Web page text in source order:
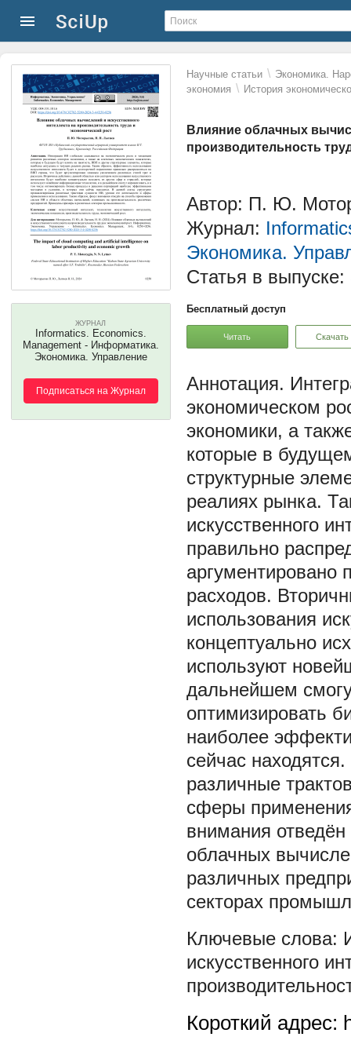
Научные статьи \ Экономика.
экономия \ История
Влияние облачных
производительность
ЖУРНАЛ
Informatics. Economics.
Management - Информатика.
Экономика. Управление
Подписаться на Журнал
Автор: П. Ю.
Журнал:
Экономика.
Статья в выпуске:
Бесплатный доступ
Читать Скачать
экономическом
экономики, а
которые в
структурные
реалиях рынка.
искусственного
правильно
аргументировано
расходов.
использования
концептуально
используют
дальнейшем
оптимизировать
наиболее
сейчас
различные
сферы
внимания
облачных
различных
секторах
искусственного
Короткий адрес: